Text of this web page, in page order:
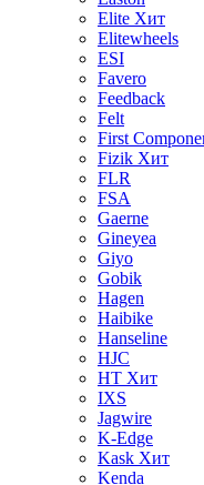
Elite Хит
Elitewheels
ESI
Favero
Feedback
Felt
First
Fizik Хит
FLR
FSA
Gaerne
Gineyea
Giyo
Gobik
Hagen
Haibike
Hanseline
HJC
HT Хит
IXS
Jagwire
K-Edge
Kask Хит
Kenda